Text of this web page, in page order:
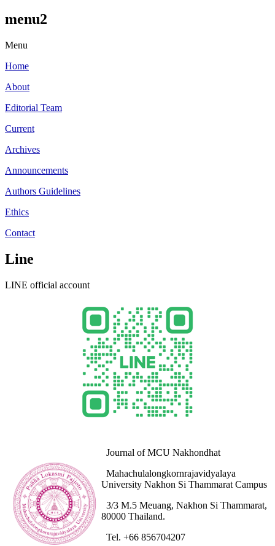
menu2
Menu
Home
About
Editorial Team
Current
Archives
Announcements
Authors Guidelines
Ethics
Contact
Line
LINE official account
Journal of MCU Nakhondhat
Mahachulalongkornrajavidyalaya
University Nakhon Si Thammarat Campus
3/3 M.5 Meuang, Nakhon Si Thammarat,
80000 Thailand.
Tel. +66 856704207